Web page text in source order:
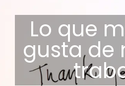
Lo que
gusta de